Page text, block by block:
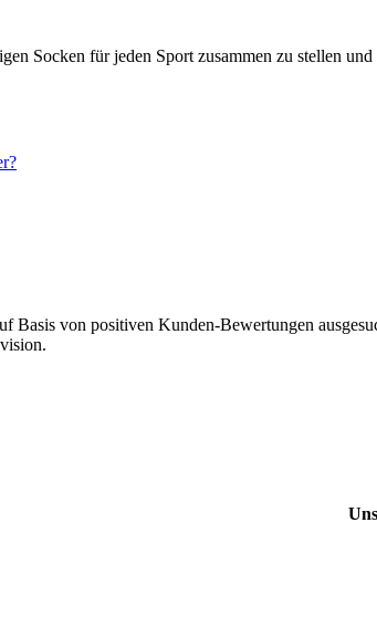
Socken für jeden Sport zusammen zu stellen
Basis von positiven Kunden-Bewertungen